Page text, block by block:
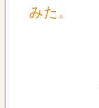
みた。